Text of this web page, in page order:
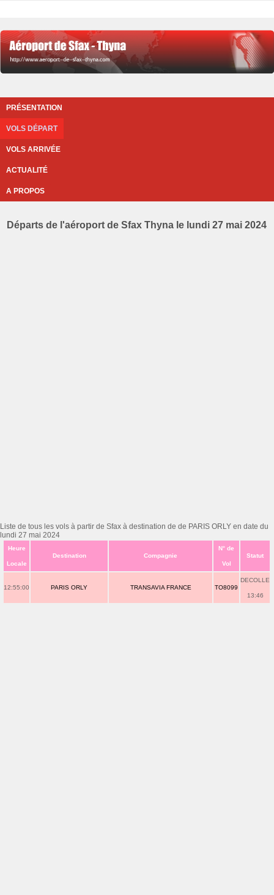
PRÉSENTATION
VOLS DÉPART
VOLS ARRIVÉE
ACTUALITÉ
A PROPOS
Départs de l'aéroport de Sfax Thyna le lundi 27 mai 2024
Liste de tous les vols à partir de Sfax à destination de de PARIS ORLY en date du
lundi 27 mai 2024
Heure
Locale
Destination Compagnie
N° de
Vol
Statut
12:55:00 PARIS ORLY TRANSAVIA FRANCE TO8099
DECOLLE
13:46